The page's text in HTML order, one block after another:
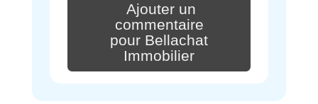
Ajouter un
commentaire
pour Bellachat
Immobilier